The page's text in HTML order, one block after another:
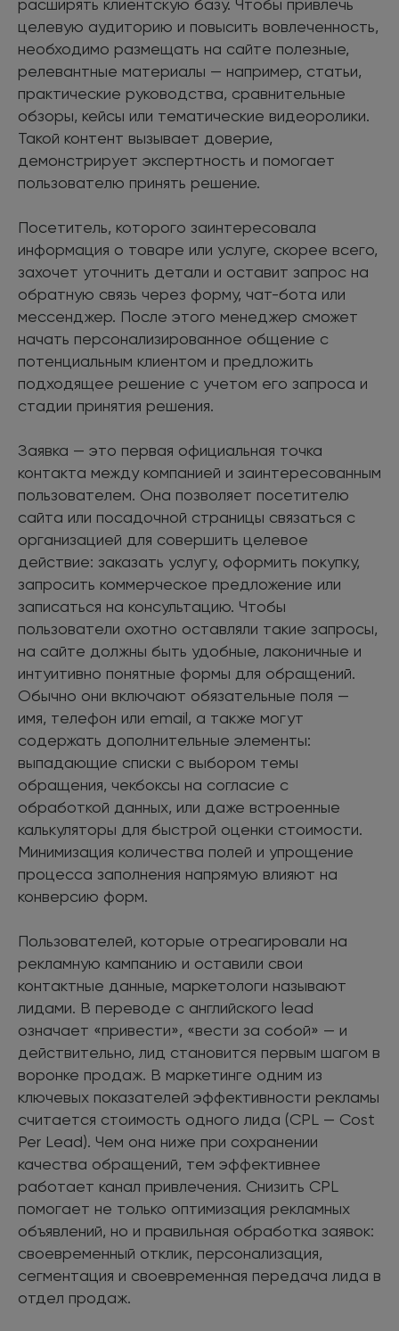
целевую аудиторию и повысить вовлеченность,
необходимо размещать на сайте полезные,
релевантные материалы — например, статьи,
практические руководства, сравнительные
обзоры, кейсы или тематические видеоролики.
Такой контент вызывает доверие,
демонстрирует экспертность и помогает
пользователю принять решение.
Посетитель, которого заинтересовала
информация о товаре или услуге, скорее всего,
захочет уточнить детали и оставит запрос на
обратную связь через форму, чат-бота или
мессенджер. После этого менеджер сможет
начать персонализированное общение с
потенциальным клиентом и предложить
подходящее решение с учетом его запроса и
стадии принятия решения.
Заявка — это первая официальная точка
контакта между компанией и заинтересованным
пользователем. Она позволяет посетителю
сайта или посадочной страницы связаться с
организацией для совершить целевое
действие: заказать услугу, оформить покупку,
запросить коммерческое предложение или
записаться на консультацию. Чтобы
пользователи охотно оставляли такие запросы,
на сайте должны быть удобные, лаконичные и
интуитивно понятные формы для обращений.
Обычно они включают обязательные поля —
имя, телефон или email, а также могут
содержать дополнительные элементы:
выпадающие списки с выбором темы
обращения, чекбоксы на согласие с
обработкой данных, или даже встроенные
калькуляторы для быстрой оценки стоимости.
Минимизация количества полей и упрощение
процесса заполнения напрямую влияют на
конверсию форм.
Пользователей, которые отреагировали на
рекламную кампанию и оставили свои
контактные данные, маркетологи называют
лидами. В переводе с английского lead
означает «привести», «вести за собой» — и
действительно, лид становится первым шагом в
воронке продаж. В маркетинге одним из
ключевых показателей эффективности рекламы
считается стоимость одного лида (CPL — Cost
Per Lead). Чем она ниже при сохранении
качества обращений, тем эффективнее
работает канал привлечения. Снизить CPL
помогает не только оптимизация рекламных
объявлений, но и правильная обработка заявок:
своевременный отклик, персонализация,
сегментация и своевременная передача лида в
отдел продаж.